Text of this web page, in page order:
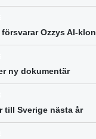
Ozzys AI-klon
ny dokumentär
till Sverige nästa år